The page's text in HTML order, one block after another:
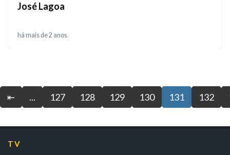
José Lagoa
há mais de 2 anos
⇤ ... 127 128 129 130 131 132
TV